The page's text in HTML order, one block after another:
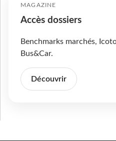
MAGAZINE
Accès dossiers
Benchmarks marchés,
Bus&Car.
Découvrir